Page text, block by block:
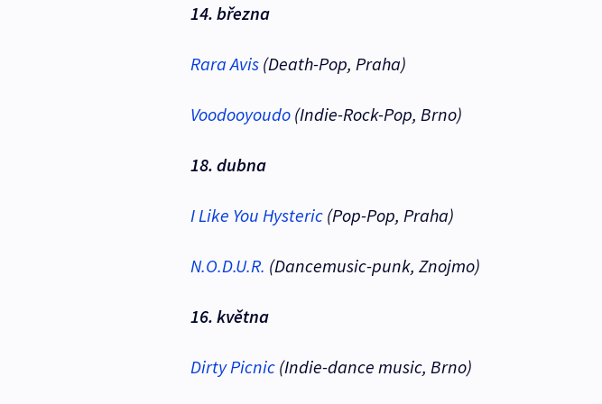
14. března
Rara Avis(Death-Pop, Praha)
Voodooyoudo(Indie-Rock-Pop, Brno)
18. dubna
I Like You Hysteric(Pop-Pop, Praha)
N.O.D.U.R. (Dancemusic-punk, Znojmo)
16. května
Dirty Picnic(Indie-dance music, Brno)